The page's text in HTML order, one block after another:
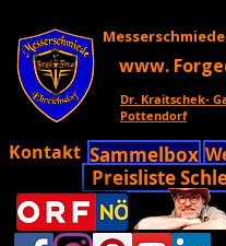
www.
Dr. Kraitschek-
Pottendorf
Kontakt Sammelbox
Preisliste